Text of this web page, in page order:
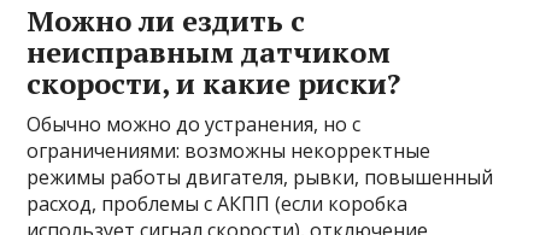
Можно ли ездить с
неисправным датчиком
скорости, и какие риски?
Обычно можно до устранения, но с
ограничениями: возможны некорректные
режимы работы двигателя, рывки, повышенный
расход, проблемы с АКПП (если коробка